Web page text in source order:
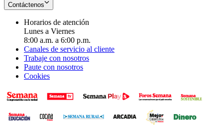
Contáctenos
Horarios de atención
Lunes a Viernes
8:00 a.m. a 6:00 p.m.
Canales de servicio al cliente
Trabaje con nosotros
Paute con nosotros
Cookies